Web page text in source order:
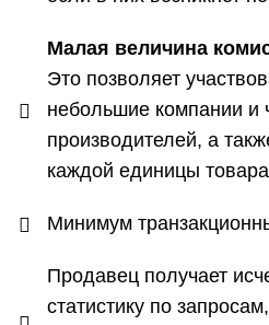
Малая величина
Это позволяет
небольшие компании и
производителей, а
каждой единицы
Минимум
Продавец получает
статистику по